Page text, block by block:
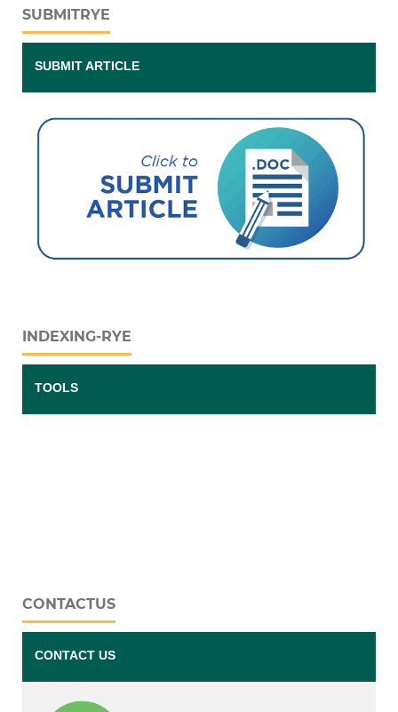
SUBMITRYE
SUBMIT ARTICLE
INDEXING-RYE
TOOLS
CONTACTUS
CONTACT US